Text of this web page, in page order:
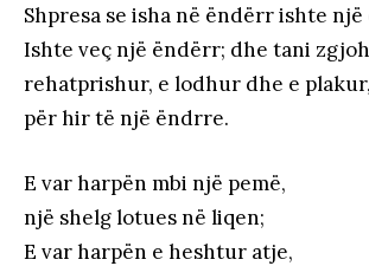
Shpresa se isha në ëndërr ishte
Ishte veç një ëndërr; dhe tani
rehatprishur, e lodhur dhe e plakur,
për hir të një ëndrre.
E var harpën mbi një pemë,
një shelg lotues në liqen;
E var harpën e heshtur atje,